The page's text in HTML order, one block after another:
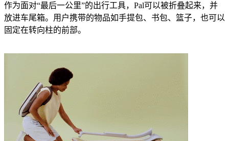
作为面对“最后一公里”的出行工具，Pal可以被折叠起来，并
放进车尾箱。用户携带的物品如手提包、书包、篮子，也可以
固定在转向柱的前部。